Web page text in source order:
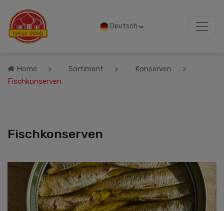
Deutsch
Home Sortiment
Konserven
Fischkonserven
Fischkonserven